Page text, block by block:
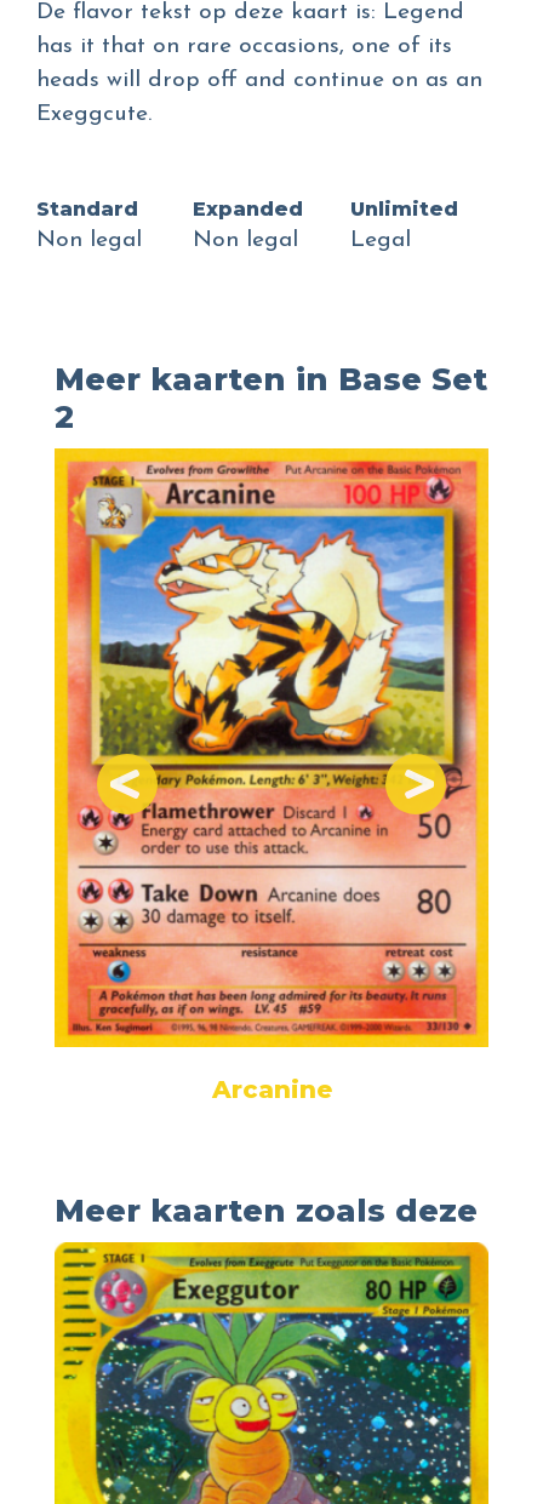
De flavor tekst op deze kaart is: Legend
has it that on rare occasions, one of its
heads will drop off and continue on as an
Exeggcute.
Standard
Non legal
Expanded
Non legal
Unlimited
Legal
Meer kaarten in Base Set
2
Arcanine
Meer kaarten zoals deze